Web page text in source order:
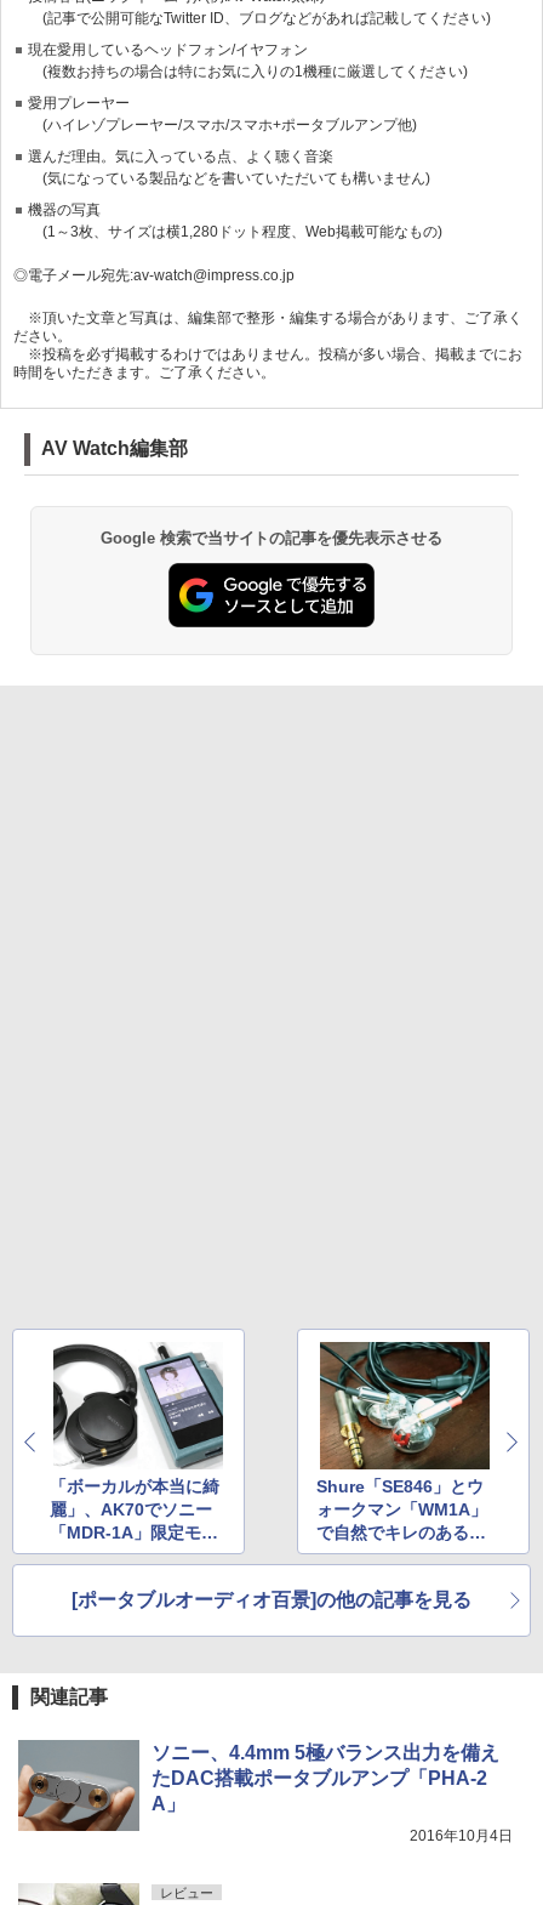
(記事で公開可能なTwitter ID、ブログなどがあれば記載してください)
現在愛用しているヘッドフォン/イヤフォン
(複数お持ちの場合は特にお気に入りの1機種に厳選してください)
愛用プレーヤー
(ハイレゾプレーヤー/スマホ/スマホ+ポータブルアンプ他)
選んだ理由。気に入っている点、よく聴く音楽
(気になっている製品などを書いていただいても構いません)
機器の写真
(1～3枚、サイズは横1,280ドット程度、Web掲載可能なもの)
◎電子メール宛先:av-watch@impress.co.jp
※頂いた文章と写真は、編集部で整形・編集する場合があります、ご了承く
ださい。
※投稿を必ず掲載するわけではありません。投稿が多い場合、掲載までにお
時間をいただきます。ご了承ください。
AV Watch編集部
Google 検索で当サイトの記事を優先表示させる
「ボーカルが本当に綺
麗」、AK70でソニー
「MDR-1A」限定モデ
ルをバランス駆動!
Shure「SE846」とウ
ォークマン「WM1A」
で自然でキレのある音
を! バッテリ持ちも優
[ポータブルオーディオ百景]の他の記事を見る
関連記事
ソニー、4.4mm 5極バランス出力を備え
たDAC搭載ポータブルアンプ「PHA-2
A」
2016年10月4日
レビュー